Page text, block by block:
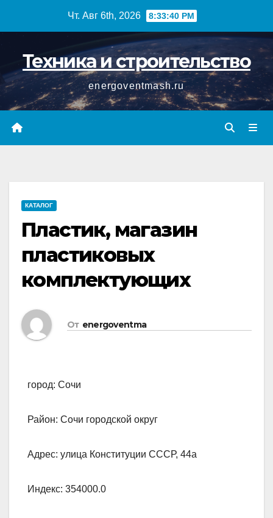
Чт. Авг 6th, 2026 8:33:41 PM
Техника и строительство
energoventmash.ru
КАТАЛОГ
Пластик, магазин
пластиковых
комплектующих
От energoventma
город: Сочи
Район: Сочи городской округ
Адрес: улица Конституции СССР, 44а
Индекс: 354000.0